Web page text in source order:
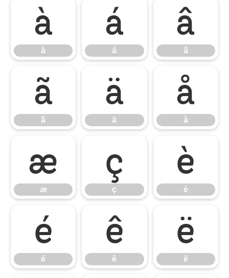
à
à
á
á
â
â
ã
ã
ä
ä
å
å
æ
æ
ç
ç
è
è
é
é
ê
ê
ë
ë